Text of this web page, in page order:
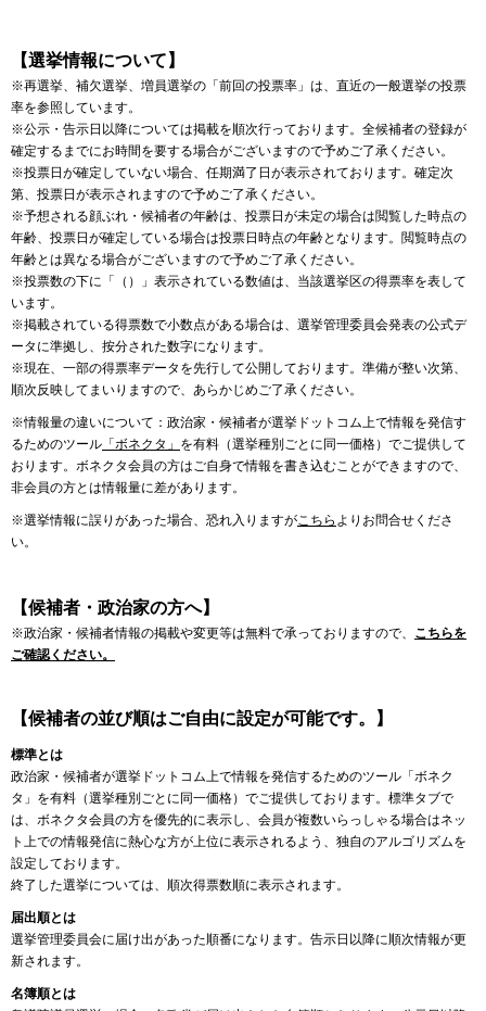
【選挙情報について】
※再選挙、補欠選挙、増員選挙の「前回の投票率」は、直近の一般選挙の投票
率を参照しています。
※公示・告示日以降については掲載を順次行っております。全候補者の登録が
確定するまでにお時間を要する場合がございますので予めご了承ください。
※投票日が確定していない場合、任期満了日が表示されております。確定次
第、投票日が表示されますので予めご了承ください。
※予想される顔ぶれ・候補者の年齢は、投票日が未定の場合は閲覧した時点の
年齢、投票日が確定している場合は投票日時点の年齢となります。閲覧時点の
年齢とは異なる場合がございますので予めご了承ください。
※投票数の下に「（）」表示されている数値は、当該選挙区の得票率を表して
います。
※掲載されている得票数で小数点がある場合は、選挙管理委員会発表の公式デ
ータに準拠し、按分された数字になります。
※現在、一部の得票率データを先行して公開しております。準備が整い次第、
順次反映してまいりますので、あらかじめご了承ください。
※情報量の違いについて：政治家・候補者が選挙ドットコム上で情報を発信す
るためのツール 「ボネクタ」 を有料（選挙種別ごとに同一価格）でご提供して
おります。ボネクタ会員の方はご自身で情報を書き込むことができますので、
非会員の方とは情報量に差があります。
※選挙情報に誤りがあった場合、恐れ入りますが こちら よりお問合せくださ
い。
【候補者・政治家の方へ】
※政治家・候補者情報の掲載や変更等は無料で承っておりますので、 こちらを
ご確認ください。
【候補者の並び順はご自由に設定が可能です。】
標準とは
政治家・候補者が選挙ドットコム上で情報を発信するためのツール「ボネク
タ」を有料（選挙種別ごとに同一価格）でご提供しております。標準タブで
は、ボネクタ会員の方を優先的に表示し、会員が複数いらっしゃる場合はネッ
ト上での情報発信に熱心な方が上位に表示されるよう、独自のアルゴリズムを
設定しております。
終了した選挙については、順次得票数順に表示されます。
届出順とは
選挙管理委員会に届け出があった順番になります。告示日以降に順次情報が更
新されます。
名簿順とは